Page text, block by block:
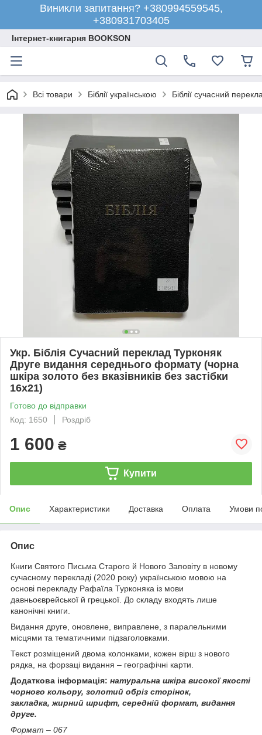
Виникли запитання? +380994559545,
+380931703405
Інтернет-книгарня BOOKSON
Всі товари Біблії українською Біблії сучасний
Укр. Біблія Сучасний переклад Турконяк
Друге видання середнього формату (чорна
шкіра золото без вказівників без застібки
16х21)
Готово до відправки
Код: 1650
Роздріб
1 600 ₴
Купити
Опис Характеристики Доставка Оплата Умови
Опис
Книги Святого Письма Старого й Нового Заповіту в новому
сучасному перекладі (2020 року) українською мовою на
основі перекладу Рафаїла Турконяка із мови
давньоєврейської й грецької. До складу входять лише
канонічні книги.
Видання друге, оновлене, виправлене, з паралельними
місцями та тематичними підзаголовками.
Текст розміщений двома колонками, кожен вірш з нового
рядка, на форзаці видання – географічні карти.
Додаткова інформація: натуральна шкіра високої якості
чорного кольору, золотий обріз сторінок,
закладка, жирний шрифт, середній формат, видання
друге.
Формат – 067